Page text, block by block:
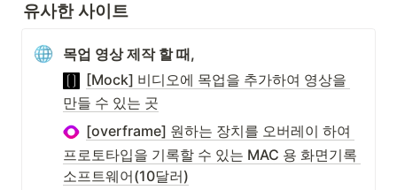
유사한 사이트
목업 영상 제작 할 때,
[Mock] 비디오에 목업을 추가하여 영상을
만들 수 있는 곳
[overframe] 원하는 장치를 오버레이 하여
프로토타입을 기록할 수 있는 MAC 용 화면기록
소프트웨어(10달러)